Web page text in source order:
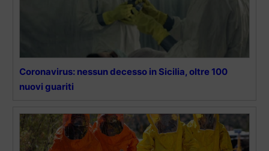
Coronavirus: nessun decesso in Sicilia, oltre 100
nuovi guariti